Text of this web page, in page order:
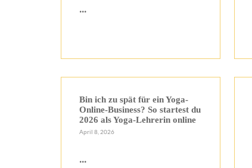
...
Bin ich zu spät für ein Yoga-
Online-Business? So startest du
2026 als Yoga-Lehrerin online
April 8, 2026
...